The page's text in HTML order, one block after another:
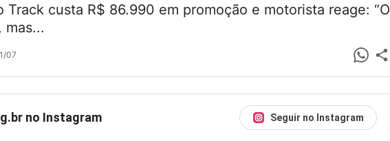
Track custa R$ 86.990 em promoção e motorista reage: “O
mas...
07
no Instagram Seguir no Instagram